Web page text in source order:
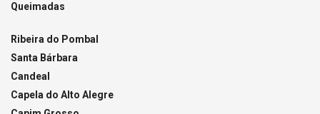
Queimadas
Ribeira do Pombal
Santa Bárbara
Candeal
Capela do Alto Alegre